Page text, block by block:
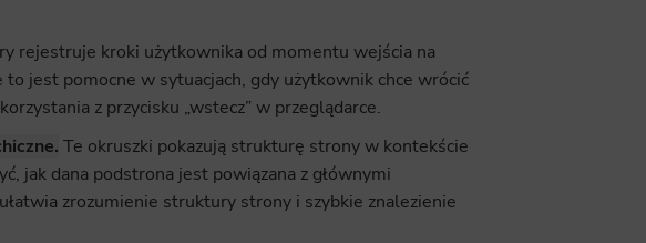
rejestruje kroki użytkownika od momentu wejścia na
jest pomocne w sytuacjach, gdy użytkownik chce wrócić
z przycisku „wstecz” w przeglądarce.
Te okruszki pokazują strukturę strony w kontekście
jak dana podstrona jest powiązana z głównymi
zrozumienie struktury strony i szybkie znalezienie